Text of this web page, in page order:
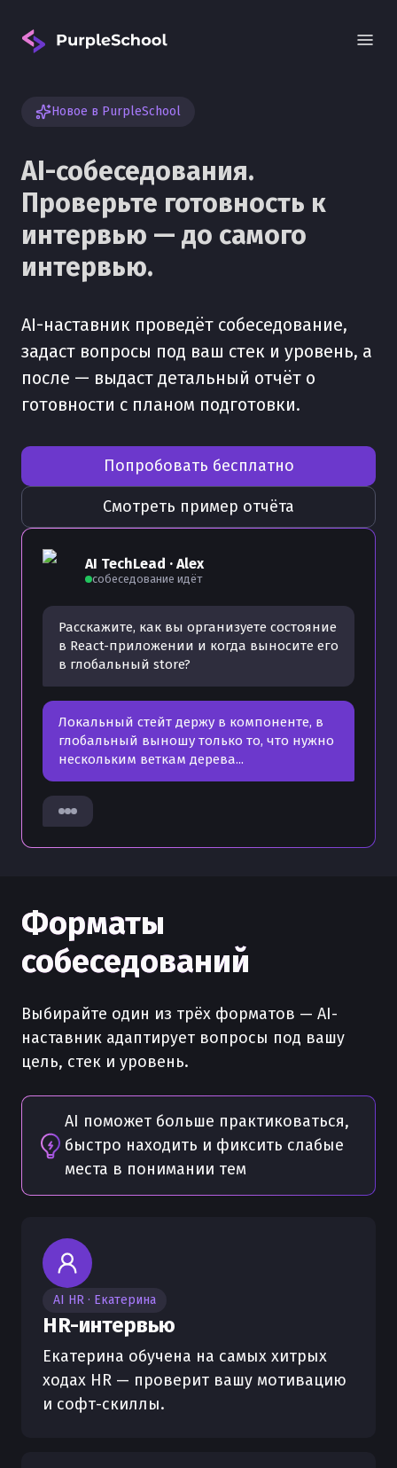
Вход
Новое в PurpleSchool
AI-собеседования.
Проверьте готовность к
интервью — до самого
интервью.
AI-наставник проведёт собеседование,
задаст вопросы под ваш стек и уровень, а
после — выдаст детальный отчёт о
готовности с планом подготовки.
Попробовать бесплатно
Смотреть пример отчёта
AI TechLead · Alex
собеседование идёт
Расскажите, как вы организуете состояние
в React-приложении и когда выносите его
в глобальный store?
Локальный стейт держу в компоненте, в
глобальный выношу только то, что нужно
нескольким веткам дерева...
Форматы
собеседований
Выбирайте один из трёх форматов — AI-
наставник адаптирует вопросы под вашу
цель, стек и уровень.
AI поможет больше практиковаться,
быстро находить и фиксить слабые
места в понимании тем
AI HR · Екатерина
HR-интервью
Екатерина обучена на самых хитрых
ходах HR — проверит вашу мотивацию
и софт-скиллы.